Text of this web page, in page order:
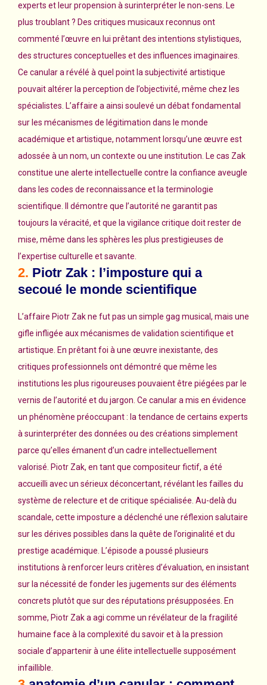
experts et leur propension à surinterpréter le non-sens. Le
plus troublant ? Des critiques musicaux reconnus ont
commenté l’œuvre en lui prêtant des intentions stylistiques,
des structures conceptuelles et des influences imaginaires.
Ce canular a révélé à quel point la subjectivité artistique
pouvait altérer la perception de l’objectivité, même chez les
spécialistes. L’affaire a ainsi soulevé un débat fondamental
sur les mécanismes de légitimation dans le monde
académique et artistique, notamment lorsqu’une œuvre est
adossée à un nom, un contexte ou une institution. Le cas Zak
constitue une alerte intellectuelle contre la confiance aveugle
dans les codes de reconnaissance et la terminologie
scientifique. Il démontre que l’autorité ne garantit pas
toujours la véracité, et que la vigilance critique doit rester de
mise, même dans les sphères les plus prestigieuses de
l’expertise culturelle et savante.
2. Piotr Zak : l’imposture qui a
secoué le monde scientifique
L’affaire Piotr Zak ne fut pas un simple gag musical, mais une
gifle infligée aux mécanismes de validation scientifique et
artistique. En prêtant foi à une œuvre inexistante, des
critiques professionnels ont démontré que même les
institutions les plus rigoureuses pouvaient être piégées par le
vernis de l’autorité et du jargon. Ce canular a mis en évidence
un phénomène préoccupant : la tendance de certains experts
à surinterpréter des données ou des créations simplement
parce qu’elles émanent d’un cadre intellectuellement
valorisé. Piotr Zak, en tant que compositeur fictif, a été
accueilli avec un sérieux déconcertant, révélant les failles du
système de relecture et de critique spécialisée. Au-delà du
scandale, cette imposture a déclenché une réflexion salutaire
sur les dérives possibles dans la quête de l’originalité et du
prestige académique. L’épisode a poussé plusieurs
institutions à renforcer leurs critères d’évaluation, en insistant
sur la nécessité de fonder les jugements sur des éléments
concrets plutôt que sur des réputations présupposées. En
somme, Piotr Zak a agi comme un révélateur de la fragilité
humaine face à la complexité du savoir et à la pression
sociale d’appartenir à une élite intellectuelle supposément
infaillible.